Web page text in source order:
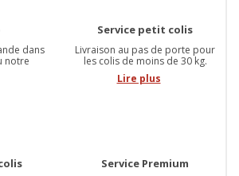
dans
notre
Service petit colis
Livraison au pas de porte pour
les colis de moins de 30 kg.
Lire plus
Service Premium